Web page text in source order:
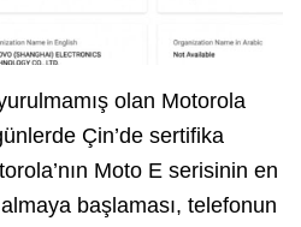
olan Motorola
Çin’de sertifika
Moto E serisinin en
başlaması, telefonun